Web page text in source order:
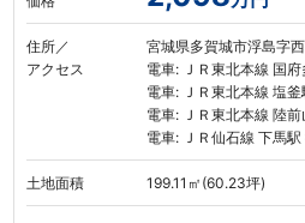
住所／
アクセス
宮城県多賀城市浮島字
電車: ＪＲ東北本線 国
電車: ＪＲ東北本線 塩
電車: ＪＲ東北本線 陸
電車: ＪＲ仙石線 下馬
土地面積 199.11㎡(60.23坪)